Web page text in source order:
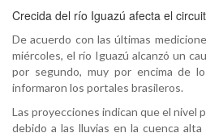
Crecida del río Iguazú afecta el
De acuerdo con las últimas
miércoles, el río Iguazú alcanzó un
por segundo, muy por encima de
informaron los portales brasileros.
Las proyecciones indican que el nivel
debido a las lluvias en la cuenca